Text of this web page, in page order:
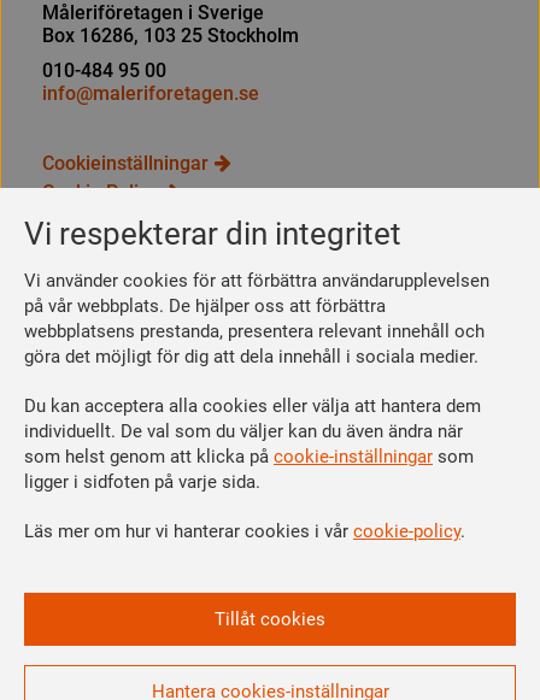
Vi respekterar din integritet
Vi använder cookies för att förbättra användarupplevelsen
på vår webbplats. De hjälper oss att förbättra
webbplatsens prestanda, presentera relevant innehåll och
göra det möjligt för dig att dela innehåll i sociala medier.
Du kan acceptera alla cookies eller välja att hantera dem
individuellt. De val som du väljer kan du även ändra när
som helst genom att klicka på cookie-inställningar som
ligger i sidfoten på varje sida.
Läs mer om hur vi hanterar cookies i vår cookie-policy.
Tillåt cookies
Hantera cookies-inställningar
Måleriföretagen i Sverige
Box 16286, 103 25 Stockholm
010-484 95 00
info@maleriforetagen.se
Cookieinställningar
Cookie Policy
Integritetspolicy
Bli medlem
Så här blir du medlem
Se dina förmåner
Räkna ut din medlemsavgift
Följ oss
Facebook
Linkedin
Youtube